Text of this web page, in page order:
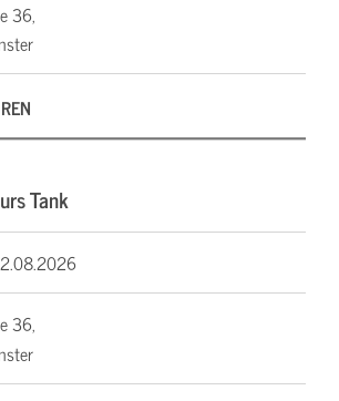
36,
Tank
36,